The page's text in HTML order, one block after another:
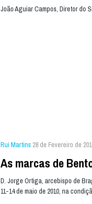
João Aguiar Campos, Diretor do
Rui Martins 28 de Fevereiro de
As marcas de
D. Jorge Ortiga, arcebispo de
11-14 de maio de 2010, na